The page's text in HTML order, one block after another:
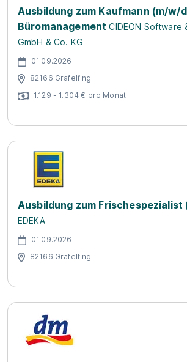
Ausbildung zum Kaufmann (m/w/
Büromanagement CIDEON Software
GmbH & Co. KG
01.09.2026
82166 Gräfelfing
1.129 - 1.304 € pro Monat
Ausbildung zum Frischespezialist
EDEKA
01.09.2026
82166 Gräfelfing